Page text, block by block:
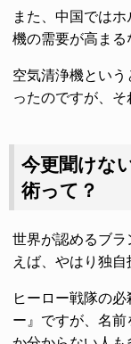
また、中国では
機の需要が高まる
空気清浄機とい
ったのですが、そ
今更聞けな
術って？
世界が認めるブ
えば、やはり独自
ヒーロー戦隊の
ー』ですが、名